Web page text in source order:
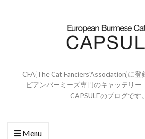
CFA(The Cat Fanciers'Association)に登
ピアンバーミーズ専門のキャッテリ
CAPSULEのブログです。
Menu